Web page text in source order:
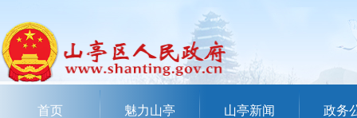
首页 魅力山亭 山亭新闻 政务